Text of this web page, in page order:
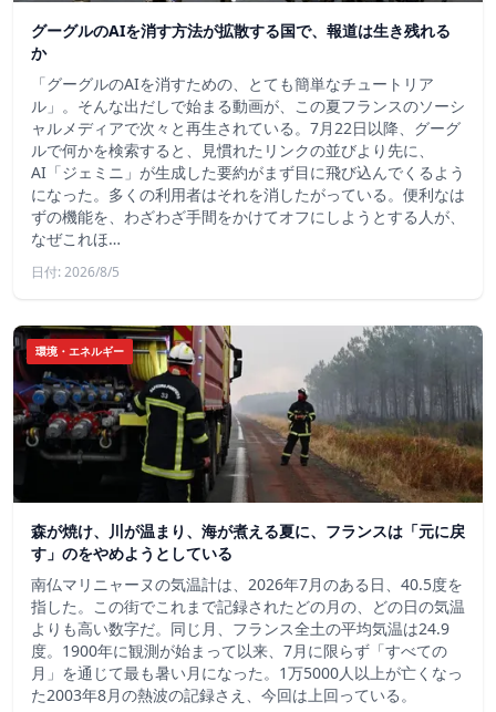
グーグルのAIを消す方法が拡散する国で、報道は生き残れる
か
「グーグルのAIを消すための、とても簡単なチュートリア
ル」。そんな出だしで始まる動画が、この夏フランスのソーシ
ャルメディアで次々と再生されている。7月22日以降、グーグ
ルで何かを検索すると、見慣れたリンクの並びより先に、
AI「ジェミニ」が生成した要約がまず目に飛び込んでくるよう
になった。多くの利用者はそれを消したがっている。便利なは
ずの機能を、わざわざ手間をかけてオフにしようとする人が、
なぜこれほ…
日付: 2026/8/5
環境・エネルギー
森が焼け、川が温まり、海が煮える夏に、フランスは「元に戻
す」のをやめようとしている
南仏マリニャーヌの気温計は、2026年7月のある日、40.5度を
指した。この街でこれまで記録されたどの月の、どの日の気温
よりも高い数字だ。同じ月、フランス全土の平均気温は24.9
度。1900年に観測が始まって以来、7月に限らず「すべての
月」を通じて最も暑い月になった。1万5000人以上が亡くなっ
た2003年8月の熱波の記録さえ、今回は上回っている。